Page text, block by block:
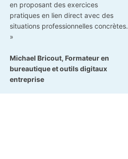
en proposant des exercices
pratiques en lien direct avec des
situations professionnelles concrètes.
»
Michael Bricout, Formateur en
bureautique et outils digitaux
entreprise